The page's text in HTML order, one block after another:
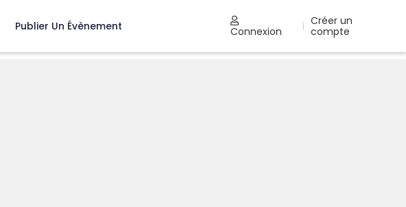
Publier Un Évènement Connexion
Créer un
compte